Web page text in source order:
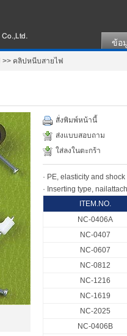
ข้อ
>> คลิปหนีบสายไฟ
สั่งพิมพ์หน้านี้
ส่งแบบสอบถาม
ใส่ลงในตะกร้า
· PE, elasticity and
· Inserting type,
ITEM.NO.
NC-0406A
NC-0407
NC-0607
NC-0812
NC-1216
NC-1619
NC-2025
NC-0406B